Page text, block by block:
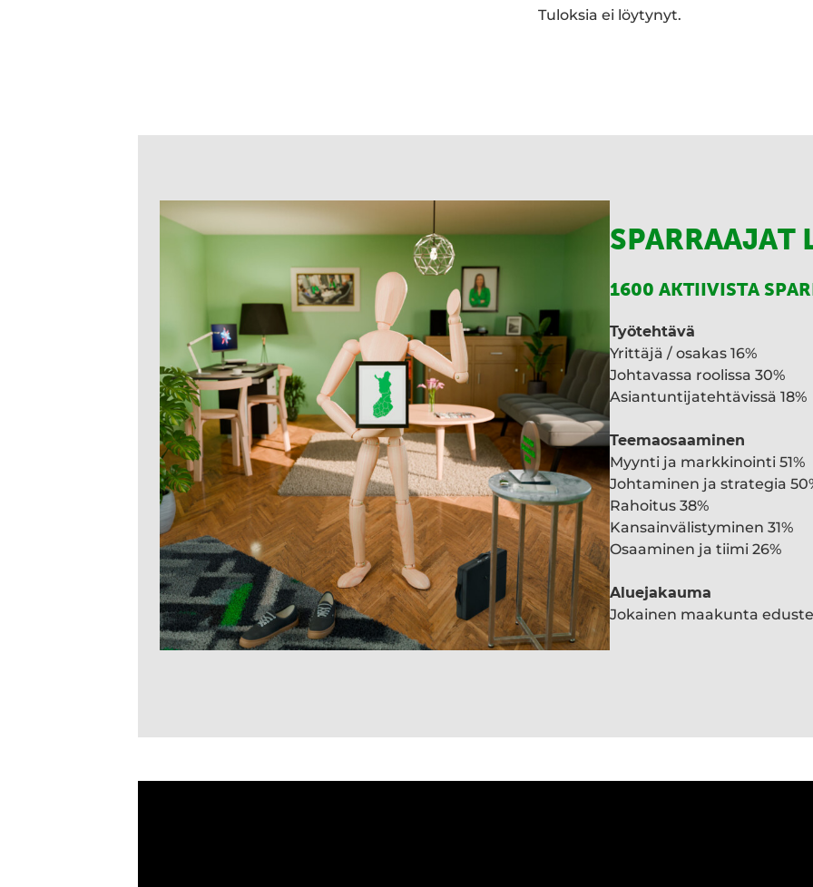
Tuloksia ei löytynyt.
SPARRAAJAT
1600 AKTIIVISTA
Työtehtävä
Yrittäjä / osakas 16%
Johtavassa roolissa 30%
Asiantuntijatehtävissä 18%
Teemaosaaminen
Myynti ja markkinointi 51%
Johtaminen ja strategia
Rahoitus 38%
Kansainvälistyminen 31%
Osaaminen ja tiimi 26%
Aluejakauma
Jokainen maakunta